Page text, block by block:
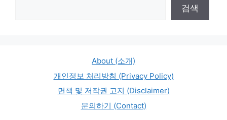
검색
About (소개)
개인정보 처리방침 (Privacy Policy)
면책 및 저작권 고지 (Disclaimer)
문의하기 (Contact)